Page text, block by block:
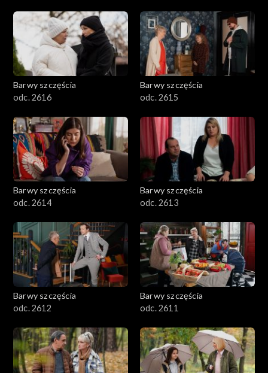
Barwy szczęścia
odc. 2616
Barwy szczęścia
odc. 2615
Barwy szczęścia
odc. 2614
Barwy szczęścia
odc. 2613
Barwy szczęścia
odc. 2612
Barwy szczęścia
odc. 2611